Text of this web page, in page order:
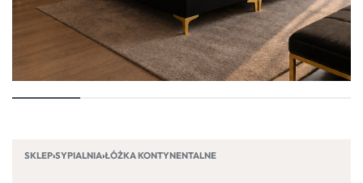
SKLEP›SYPIALNIA›ŁÓŻKA KONTYNENTALNE